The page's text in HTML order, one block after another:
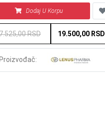
Dodaj U Korpu
RSD 19.500,00 RSD
Proizvođač: